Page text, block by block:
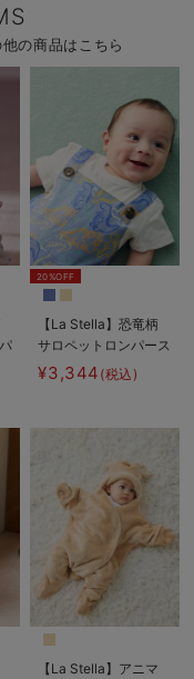
の商品はこちら
20%OFF
【La Stella】恐竜柄
サロペットロンパース
¥3,344 (税込)
【La Stella】アニマ